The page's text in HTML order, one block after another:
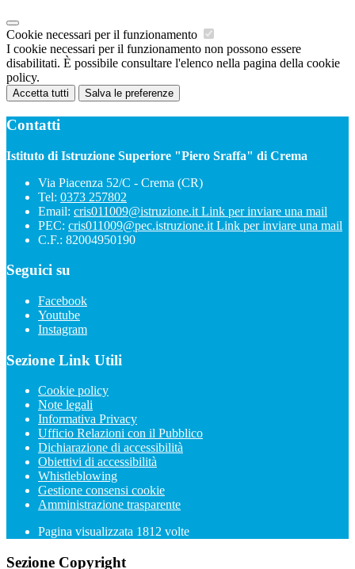
Cookie necessari per il funzionamento
I cookie necessari per il funzionamento non possono essere
disabilitati. È possibile consultare l'elenco nella pagina della cookie
policy.
Accetta tutti Salva le preferenze
Contatti
Istituto di Istruzione Superiore "Piero Sraffa" di Crema
Via Piacenza 52/C - Crema (CR)
Tel: 0373 257802
Email: cris011009@istruzione.it Link per inviare una mail
PEC: cris011009@pec.istruzione.it Link per inviare una mail
C.F.: 82004950190
Seguici su
Facebook
Youtube
Instagram
Sezione Link Utili
Cookie policy
Note legali
Informativa Privacy
Ufficio Relazioni con il Pubblico
Dichiarazione di accessibilità
Obiettivi di accessibilità
Whistleblowing
Gestione consensi cookie
Amministrazione trasparente
Pagina visualizzata 1812 volte
Sezione Copyright